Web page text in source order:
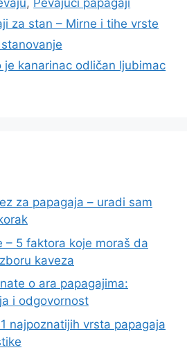
, Pevajući papagaji
za stan – Mirne i tihe vrste
je kanarinac odličan ljubimac
za papagaja – uradi sam
– 5 faktora koje moraš da
kaveza
o ara papagajima:
i odgovornost
najpoznatijih vrsta papagaja